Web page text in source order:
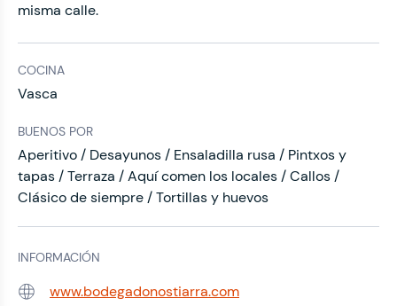
misma calle.
COCINA
Vasca
BUENOS POR
Aperitivo / Desayunos / Ensaladilla rusa / Pintxos y
tapas / Terraza / Aquí comen los locales / Callos /
Clásico de siempre / Tortillas y huevos
INFORMACIÓN
Web: www.bodegadonostiarra.com